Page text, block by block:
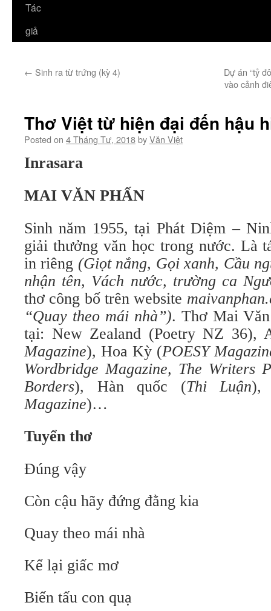
Tác
giả
← Sinh ra từ trứng (kỳ 4)
Dự án “tỷ
vào cảnh
Thơ Việt từ hiện đại đến hậu
Posted on 4 Tháng Tư, 2018byVăn Việt
Inrasara
MAI VĂN PHẤN
Sinh năm 1955, tại Phát Diệm –
giải thưởng văn học trong nước. Là
in riêng (Giọt nắng, Gọi xanh, Cầu
nhận tên, Vách nước, trường ca
thơ công bố trên website
“Quay theo mái nhà”). Thơ Mai
tại: New Zealand (Poetry NZ 36),
Magazine), Hoa Kỳ (POESY
Wordbridge Magazine, The Writers
Borders), Hàn quốc (Thi Luận),
Magazine)…
Tuyển thơ
Đúng vậy
Còn cậu hãy đứng đằng kia
Quay theo mái nhà
Kể lại giấc mơ
Biến tấu con quạ